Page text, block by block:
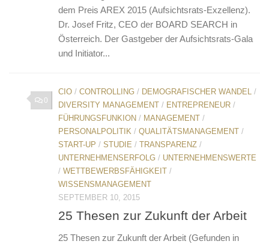
dem Preis AREX 2015 (Aufsichtsrats-Exzellenz).
Dr. Josef Fritz, CEO der BOARD SEARCH in
Österreich. Der Gastgeber der Aufsichtsrats-Gala
und Initiator...
0
CIO / CONTROLLING / DEMOGRAFISCHER WANDEL /
DIVERSITY MANAGEMENT / ENTREPRENEUR /
FÜHRUNGSFUNKION / MANAGEMENT /
PERSONALPOLITIK / QUALITÄTSMANAGEMENT /
START-UP / STUDIE / TRANSPARENZ /
UNTERNEHMENSERFOLG / UNTERNEHMENSWERTE
/ WETTBEWERBSFÄHIGKEIT /
WISSENSMANAGEMENT
SEPTEMBER 10, 2015
25 Thesen zur Zukunft der Arbeit
25 Thesen zur Zukunft der Arbeit (Gefunden in